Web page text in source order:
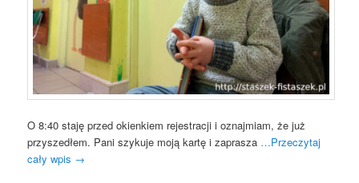
O 8:40 staję przed okienkiem rejestracji i oznajmiam, że już
przyszedłem. Pani szykuje moją kartę i zaprasza …Przeczytaj
cały wpis →